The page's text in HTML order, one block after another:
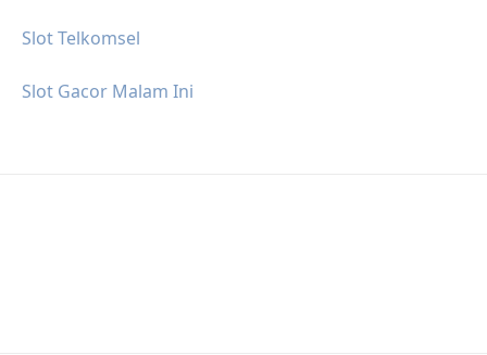
Slot Telkomsel
Slot Gacor Malam Ini